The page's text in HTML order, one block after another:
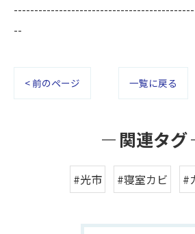
--
< 前のページ 一覧に戻る
関連タグ
#光市 #寝室カビ #